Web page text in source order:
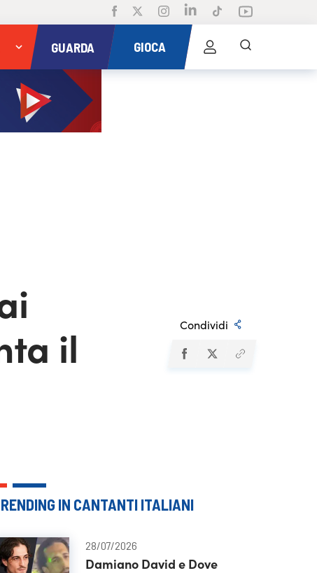
GUARDA GIOCA
il
Condividi
IN CANTANTI ITALIANI
28/07/2026
Damiano David e Dove